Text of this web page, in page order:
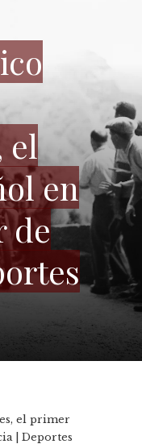
el
en
de
el primer
| Deportes